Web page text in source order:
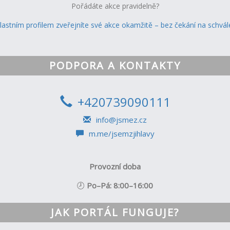
Pořádáte akce pravidelně?
profilem zveřejníte své akce okamžitě – bez čekání na
PODPORA A KONTAKTY
+420739090111
info@jsmez.cz
m.me/jsemzjihlavy
Provozní doba
🕗 Po–Pá: 8:00–16:00
JAK PORTÁL FUNGUJE?